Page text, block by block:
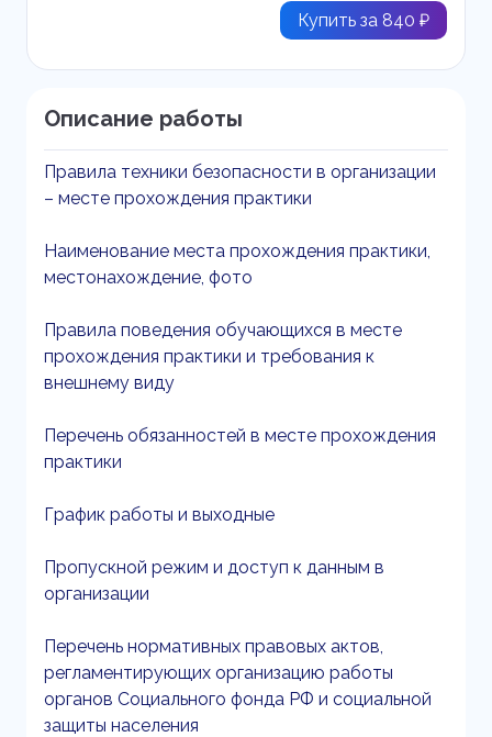
Купить за 840 ₽
Описание работы
Правила техники безопасности в организации
– месте прохождения практики
Наименование места прохождения практики,
местонахождение, фото
Правила поведения обучающихся в месте
прохождения практики и требования к
внешнему виду
Перечень обязанностей в месте прохождения
практики
График работы и выходные
Пропускной режим и доступ к данным в
организации
Перечень нормативных правовых актов,
регламентирующих организацию работы
органов Социального фонда РФ и социальной
защиты населения